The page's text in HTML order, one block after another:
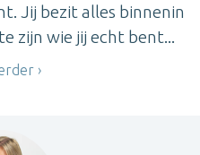
Jij bezit alles binnenin
zijn wie jij echt bent...